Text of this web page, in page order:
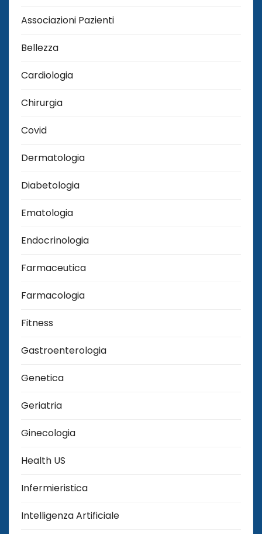
Associazioni Pazienti
Bellezza
Cardiologia
Chirurgia
Covid
Dermatologia
Diabetologia
Ematologia
Endocrinologia
Farmaceutica
Farmacologia
Fitness
Gastroenterologia
Genetica
Geriatria
Ginecologia
Health US
Infermieristica
Intelligenza Artificiale